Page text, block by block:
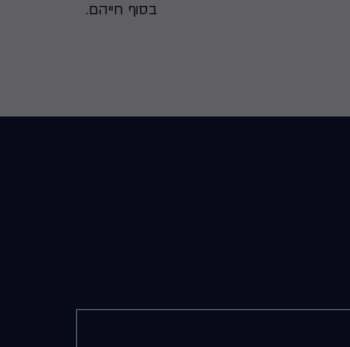
בסוף חייהם.